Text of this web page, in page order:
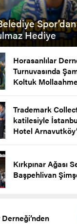
Hediye
Horasanlılar
Turnuvasında
Koltuk
Trademark
katilesiyle
Hotel
Kırkpınar Ağası
Başpehlivan